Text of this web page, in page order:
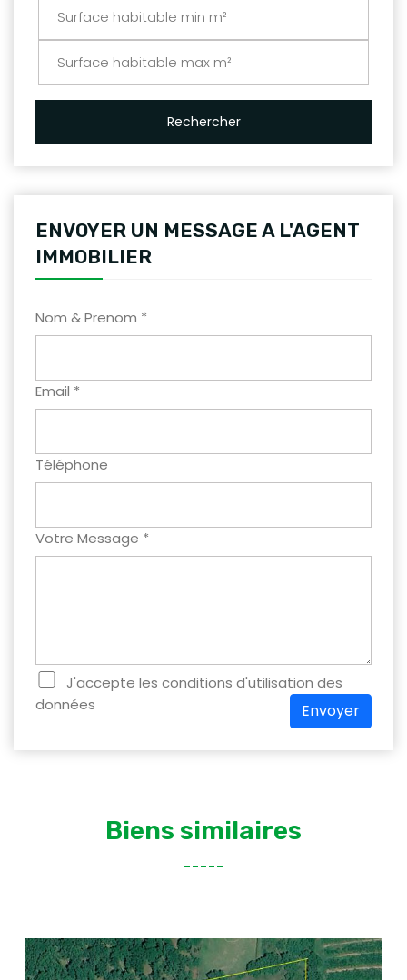
Rechercher
ENVOYER UN MESSAGE A L'AGENT
IMMOBILIER
Nom & Prenom *
Email *
Téléphone
Votre Message *
J'accepte les conditions d'utilisation des
données
Envoyer
Biens similaires